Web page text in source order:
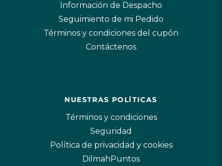
Información de Despacho
Seguimiento de mi Pedido
Términos y condiciones del cupón
Contáctenos
NUESTRAS POLÍTICAS
Términos y condiciones
Seguridad
Política de privacidad y cookies
DilmahPuntos